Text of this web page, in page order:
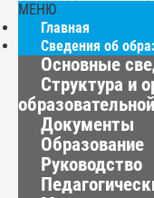
МЕНЮ
Главная
Сведения об
Основные
Структура и
Документы
Образование
Руководство